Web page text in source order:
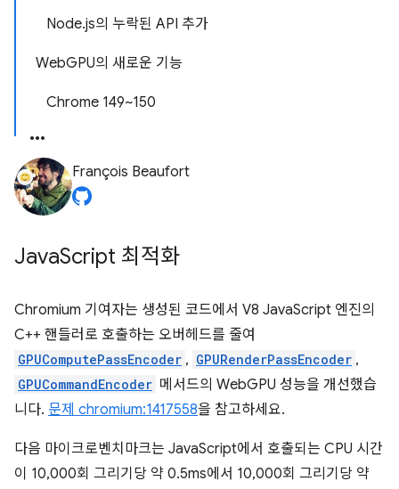
Node.js의 누락된 API 추가
WebGPU의 새로운 기능
Chrome 149~150
François Beaufort
JavaScript 최적화
Chromium 기여자는 생성된 코드에서 V8 JavaScript 엔진의
C++ 핸들러로 호출하는 오버헤드를 줄여
GPUComputePassEncoder , GPURenderPassEncoder ,
GPUCommandEncoder 메서드의 WebGPU 성능을 개선했습
니다. 문제 chromium:1417558을 참고하세요.
다음 마이크로벤치마크는 JavaScript에서 호출되는 CPU 시간
이 10,000회 그리기당 약 0.5ms에서 10,000회 그리기당 약